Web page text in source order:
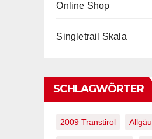
Online Shop
Singletrail Skala
SCHLAGWÖRTER
2009 Transtirol Allgäu